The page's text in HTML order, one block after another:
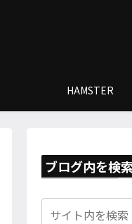
HAMSTER
ブログ内を検索